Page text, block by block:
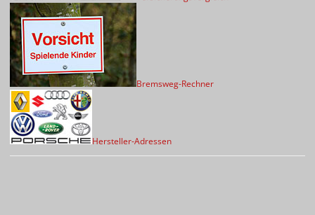
Bremsweg-Rechner
Hersteller-Adressen